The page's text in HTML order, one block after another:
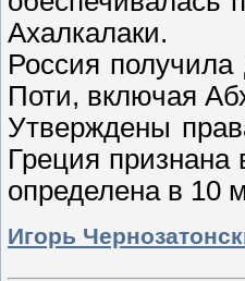
Ахалкалаки.
Россия
Поти, включая
Утверждены
Греция признана
определена в 10
Игорь